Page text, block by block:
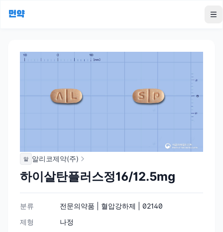
먼약
알 알리코제약(주)
하이살탄플러스정16/12.5mg
분류
전문의약품 | 혈압강하제 | 02140
제형
나정